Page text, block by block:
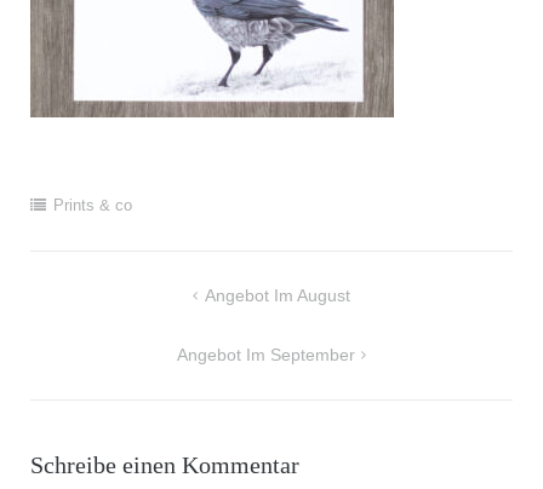
Prints & co
BeitragsnavigationAngebot Im August
Angebot Im September
Schreibe einen Kommentar